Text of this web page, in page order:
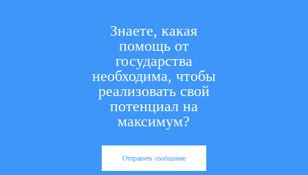
Знаете, какая
помощь от
государства
необходима, чтобы
реализовать свой
потенциал на
максимум?
Отправить сообщение